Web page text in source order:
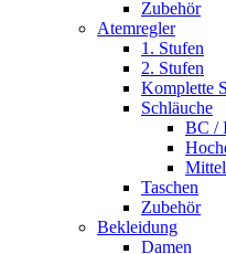
Zubehör
Atemregler
1. Stufen
2. Stufen
Komplette
Schläuche
BC /
Taschen
Zubehör
Bekleidung
Damen